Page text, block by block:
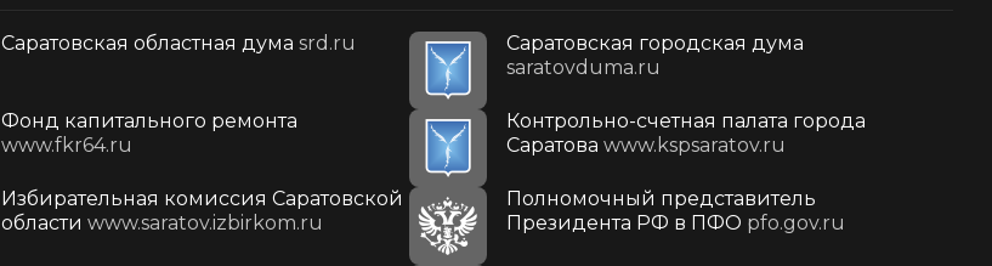
Саратовская областная дума srd.ru
Саратовская городская дума
saratovduma.ru
Фонд капитального ремонта
www.fkr64.ru
Контрольно-счетная палата города
Саратова www.kspsaratov.ru
Избирательная комиссия Саратовской
области www.saratov.izbirkom.ru
Полномочный представитель
Президента РФ в ПФО pfo.gov.ru